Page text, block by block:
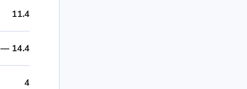
11.4
— 14.4
4